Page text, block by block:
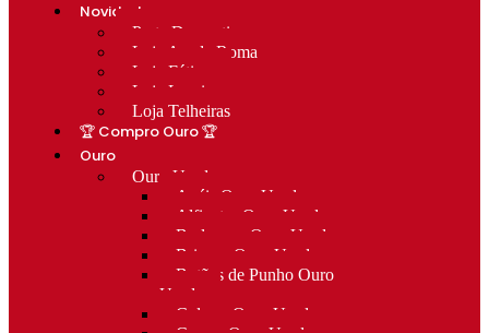
Novidades
Prata Decorativa
Loja Av. de Roma
Loja Fátima
Loja Lumiar
Loja Telheiras
🏆 Compro Ouro 🏆
Ouro
Ouro Usado
Anéis Ouro Usado
Alfinetes Ouro Usado
Berloques Ouro Usado
Brincos Ouro Usado
Botões de Punho Ouro
Usado
Colares Ouro Usado